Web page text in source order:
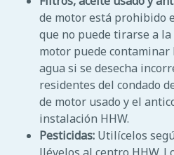
de motor está prohibido
que no puede tirarse a la
motor puede
agua si se desecha
residentes del condado
de motor usado y el
instalación HHW.
Pesticidas: Utilícelos